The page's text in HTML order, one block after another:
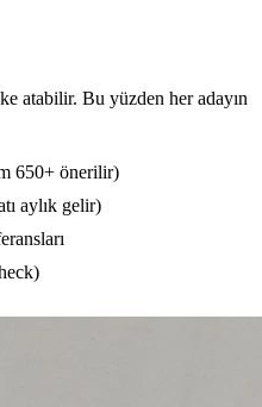
atabilir. Bu yüzden her adayın
650+ önerilir)
aylık gelir)